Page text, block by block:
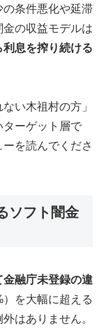
条件悪化や延滞
の収益モデルは
利息を搾り続ける
い木祖村の方」
ターゲット層で
を読んでくださ
ソフト闇金
金融庁未登録の違
を大幅に超える
はありません。